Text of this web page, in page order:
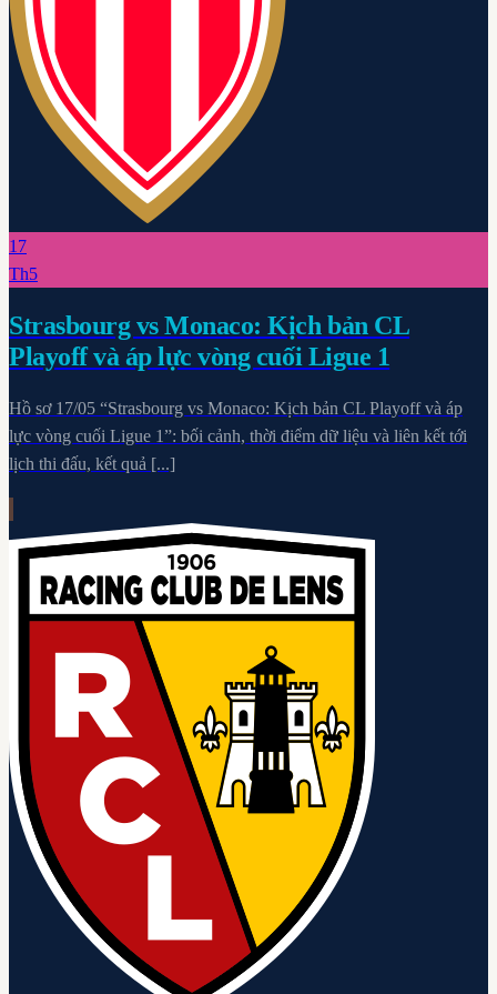
17
Th5
Strasbourg vs Monaco: Kịch bản CL
Playoff và áp lực vòng cuối Ligue 1
Hồ sơ 17/05 “Strasbourg vs Monaco: Kịch bản CL Playoff và áp
lực vòng cuối Ligue 1”: bối cảnh, thời điểm dữ liệu và liên kết tới
lịch thi đấu, kết quả [...]